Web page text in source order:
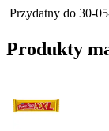
Przydatny do 30-
Produkty